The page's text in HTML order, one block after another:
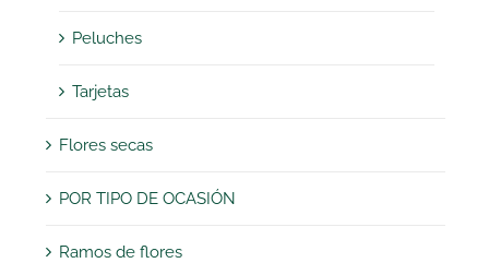
Peluches
Tarjetas
Flores secas
POR TIPO DE OCASIÓN
Ramos de flores